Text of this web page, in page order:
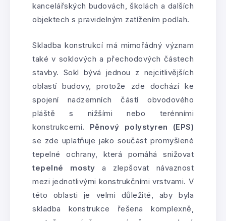
kancelářských budovách, školách a dalších
objektech s pravidelným zatížením podlah.
Skladba konstrukcí má mimořádný význam
také v soklových a přechodových částech
stavby. Sokl bývá jednou z nejcitlivějších
oblastí budovy, protože zde dochází ke
spojení nadzemních částí obvodového
pláště s nižšími nebo terénními
konstrukcemi. Pěnový polystyren (EPS)
se zde uplatňuje jako součást promyšlené
tepelné ochrany, která pomáhá snižovat
tepelné mosty a zlepšovat návaznost
mezi jednotlivými konstrukčními vrstvami. V
této oblasti je velmi důležité, aby byla
skladba konstrukce řešena komplexně,